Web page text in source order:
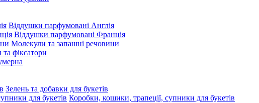
Віддушки парфумовані Англія
Віддушки парфумовані Франція
Молекули та запашні речовини
фіксатори
Зелень та добавки для букетів
Коробки, кошики, трапеції, супники для букетів